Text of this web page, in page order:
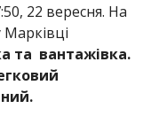
22 вересня. На
Марківці
та вантажівка.